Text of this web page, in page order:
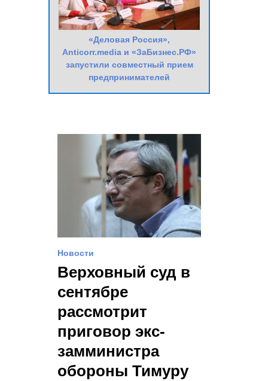
«Деловая Россия»,
Anticorr.media и «ЗаБизнес.РФ»
запустили совместный прием
предпринимателей
Новости
Верховный суд в
сентябре
рассмотрит
приговор экс-
замминистра
обороны Тимуру